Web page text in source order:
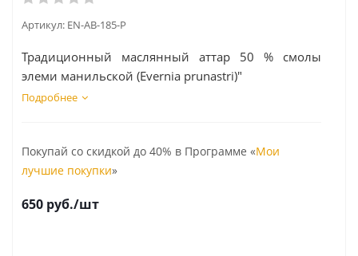
Артикул: EN-AB-185-P
Традиционный маслянный аттар 50 % смолы
элеми манильской (Evernia prunastri)"
Подробнее
Покупай со скидкой до 40% в Программе «Мои
лучшие покупки»
650 руб./шт